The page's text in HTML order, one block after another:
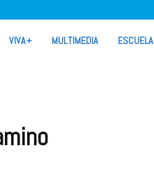
VIVA+ MULTIMEDIA ESCUELA